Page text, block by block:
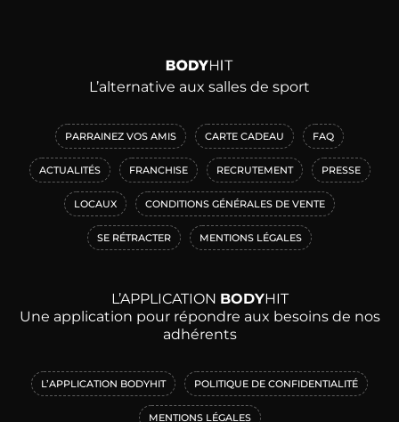
L’alternative aux salles de sport
PARRAINEZ VOS AMIS CARTE CADEAU FAQ
ACTUALITÉS FRANCHISE RECRUTEMENT PRESSE
LOCAUX CONDITIONS GÉNÉRALES DE VENTE
SE RÉTRACTER MENTIONS LÉGALES
L’APPLICATION BODYHIT
Une application pour répondre aux besoins de nos
adhérents
L’APPLICATION BODYHIT POLITIQUE DE CONFIDENTIALITÉ
MENTIONS LÉGALES